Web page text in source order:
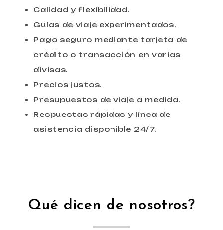
Calidad y flexibilidad.
Guías de viaje experimentados.
Pago seguro mediante tarjeta de
crédito o transacción en varias
divisas.
Precios justos.
Presupuestos de viaje a medida.
Respuestas rápidas y línea de
asistencia disponible 24/7.
Qué dicen de nosotros?